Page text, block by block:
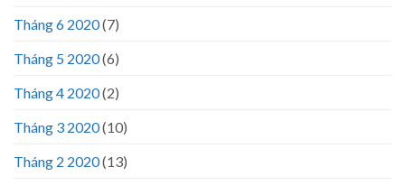
Tháng 6 2020(7)
Tháng 5 2020(6)
Tháng 4 2020(2)
Tháng 3 2020(10)
Tháng 2 2020(13)